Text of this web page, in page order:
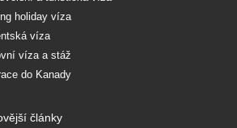
holiday víza
víza
víza a stáž
do Kanady
články